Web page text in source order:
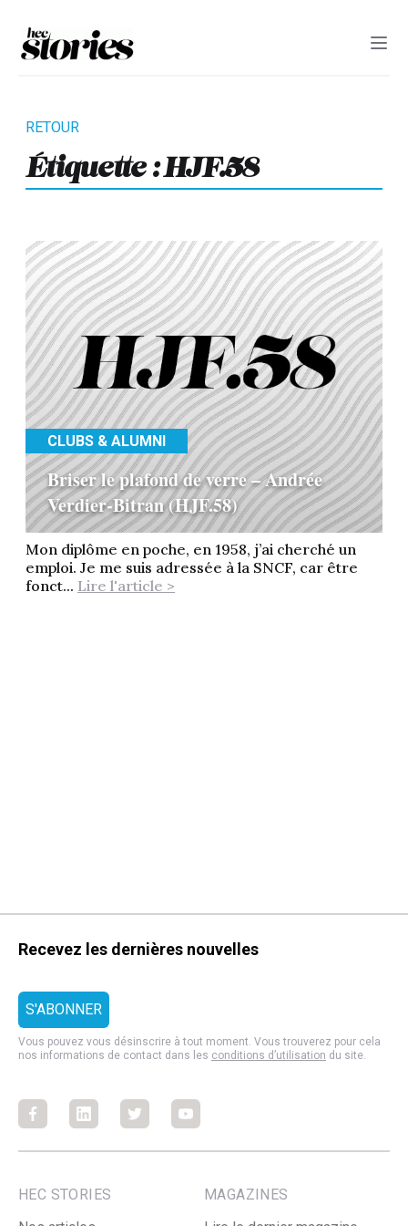
Étiquette : HJF.58
CLUBS & ALUMNI
Briser le plafond de verre – Andrée
Verdier-Bitran (HJF.58)
Mon diplôme en poche, en 1958, j’ai cherché un
emploi. Je me suis adressée à la SNCF, car être
fonct... Lire l'article >
Recevez les dernières nouvelles
Vous pouvez vous désinscrire à tout moment. Vous trouverez pour cela
nos informations de contact dans les conditions d’utilisation du site.
FacebookFacebookFacebookFacebook
HEC STORIES
MAGAZINES